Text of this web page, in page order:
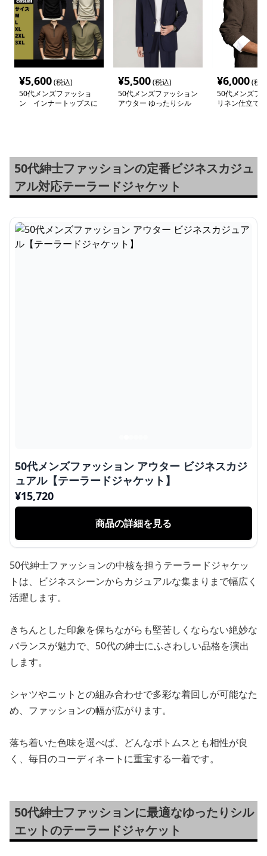
¥5,600(税込)
50代メンズファッショ
ン インナートップスに
¥5,500(税込)
50代メンズファッション
アウター ゆったりシル
¥6,000(税
50代メンズフ
リネン仕立て
50代紳士ファッションの定番ビジネスカジュ
アル対応テーラードジャケット
50代メンズファッション アウター ビジネスカジ
ュアル【テーラードジャケット】
¥15,720
商品の詳細を見る
50代紳士ファッションの中核を担うテーラードジャケッ
トは、ビジネスシーンからカジュアルな集まりまで幅広く
活躍します。
きちんとした印象を保ちながらも堅苦しくならない絶妙な
バランスが魅力で、50代の紳士にふさわしい品格を演出
します。
シャツやニットとの組み合わせで多彩な着回しが可能なた
め、ファッションの幅が広がります。
落ち着いた色味を選べば、どんなボトムスとも相性が良
く、毎日のコーディネートに重宝する一着です。
50代紳士ファッションに最適なゆったりシル
エットのテーラードジャケット